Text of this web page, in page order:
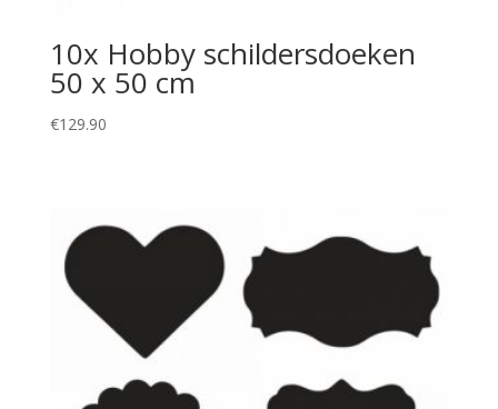
10x Hobby schildersdoeken
50 x 50 cm
€129.90